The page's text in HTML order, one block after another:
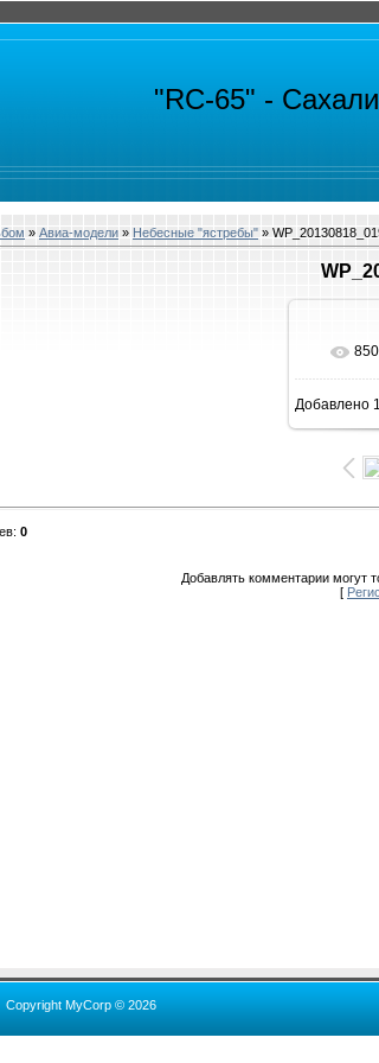
"RC-65" -
» Авиа-модели » Небесные "ястребы" »
В
850
Добавлено
: 0
Добавлять комментарии могут
[
Copyright MyCorp © 2026